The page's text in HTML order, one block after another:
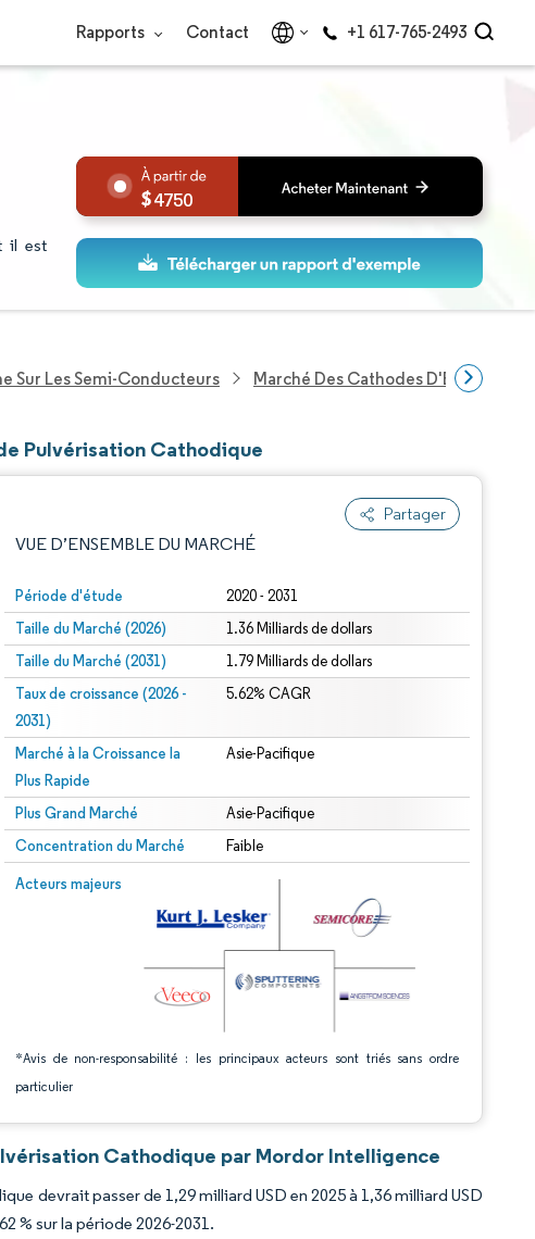
Rapports Contact +1 617-765-2493
il est
4750
Sur Les Semi-Conducteurs Marché Des Cathodes
Pulvérisation Cathodique
Partager
VUE D’ENSEMBLE DU MARCHÉ
Période d'étude 2020 - 2031
Taille du Marché (2026) 1.36 Milliards de dollars
Taille du Marché (2031) 1.79 Milliards de dollars
Taux de croissance (2026 -
2031)
5.62% CAGR
Marché à la Croissance la
Plus Rapide
Asie-Pacifique
Plus Grand Marché Asie-Pacifique
Concentration du Marché Faible
Acteurs majeurs
*Avis de non-responsabilité : les principaux acteurs sont triés sans ordre
particulier
Image © Mordor Intelligence. La réutilisation nécessite une attribution sous CC BY 4.0.
une attribution sous CC BY 4.0.
Cathodique par Mordor Intelligence
devrait passer de 1,29 milliard USD en 2025 à 1,36 milliard USD
% sur la période 2026-2031.